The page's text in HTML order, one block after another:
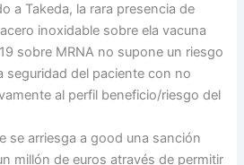
a Takeda, la rara presencia de
inoxidable sobre ela vacuna
sobre MRNA no supone un riesgo
seguridad del paciente con no
al perfil beneficio/riesgo del
se arriesga a good una sanción
millón de euros através de permitir